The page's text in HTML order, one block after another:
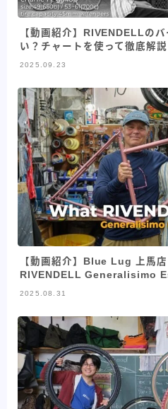
【動画紹介】RIVENDELLの
い？チャートを使って徹底解
2025.09.23
【動画紹介】Blue Lug 上馬
RIVENDELL Generalisimo
2025.08.31